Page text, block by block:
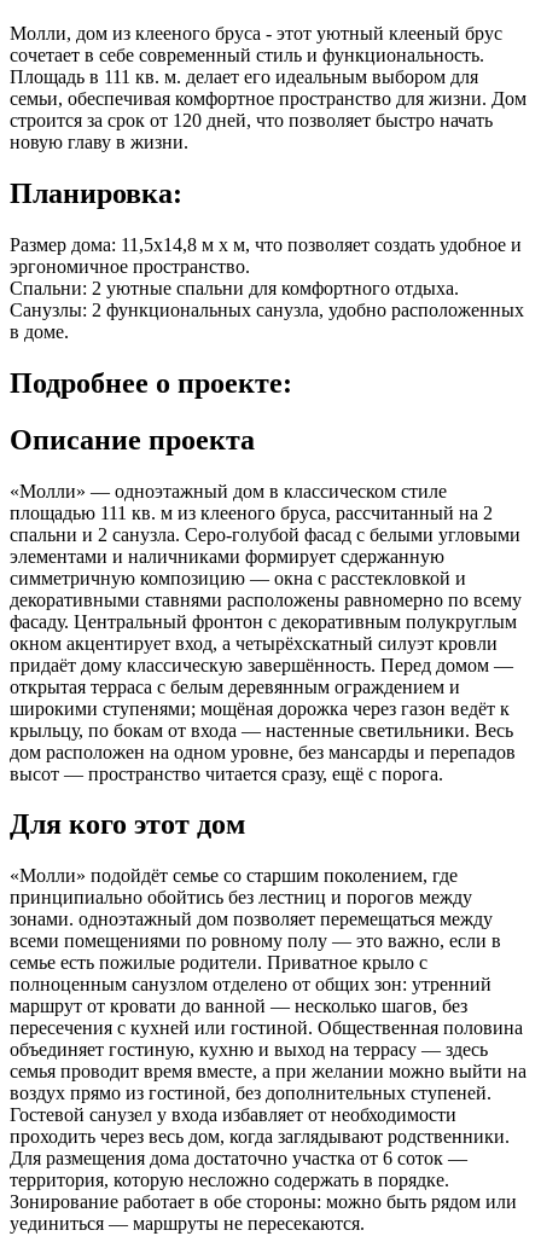
Молли, дом из клееного бруса - этот уютный клееный брус
сочетает в себе современный стиль и функциональность.
Площадь в 111 кв. м. делает его идеальным выбором для
семьи, обеспечивая комфортное пространство для жизни. Дом
строится за срок от 120 дней, что позволяет быстро начать
новую главу в жизни.
Планировка:
Размер дома: 11,5x14,8 м x м, что позволяет создать удобное и
эргономичное пространство.
Спальни: 2 уютные спальни для комфортного отдыха.
Санузлы: 2 функциональных санузла, удобно расположенных
в доме.
Подробнее о проекте:
Описание проекта
«Молли» — одноэтажный дом в классическом стиле
площадью 111 кв. м из клееного бруса, рассчитанный на 2
спальни и 2 санузла. Серо-голубой фасад с белыми угловыми
элементами и наличниками формирует сдержанную
симметричную композицию — окна с расстекловкой и
декоративными ставнями расположены равномерно по всему
фасаду. Центральный фронтон с декоративным полукруглым
окном акцентирует вход, а четырёхскатный силуэт кровли
придаёт дому классическую завершённость. Перед домом —
открытая терраса с белым деревянным ограждением и
широкими ступенями; мощёная дорожка через газон ведёт к
крыльцу, по бокам от входа — настенные светильники. Весь
дом расположен на одном уровне, без мансарды и перепадов
высот — пространство читается сразу, ещё с порога.
Для кого этот дом
«Молли» подойдёт семье со старшим поколением, где
принципиально обойтись без лестниц и порогов между
зонами. одноэтажный дом позволяет перемещаться между
всеми помещениями по ровному полу — это важно, если в
семье есть пожилые родители. Приватное крыло с
полноценным санузлом отделено от общих зон: утренний
маршрут от кровати до ванной — несколько шагов, без
пересечения с кухней или гостиной. Общественная половина
объединяет гостиную, кухню и выход на террасу — здесь
семья проводит время вместе, а при желании можно выйти на
воздух прямо из гостиной, без дополнительных ступеней.
Гостевой санузел у входа избавляет от необходимости
проходить через весь дом, когда заглядывают родственники.
Для размещения дома достаточно участка от 6 соток —
территория, которую несложно содержать в порядке.
Зонирование работает в обе стороны: можно быть рядом или
уединиться — маршруты не пересекаются.